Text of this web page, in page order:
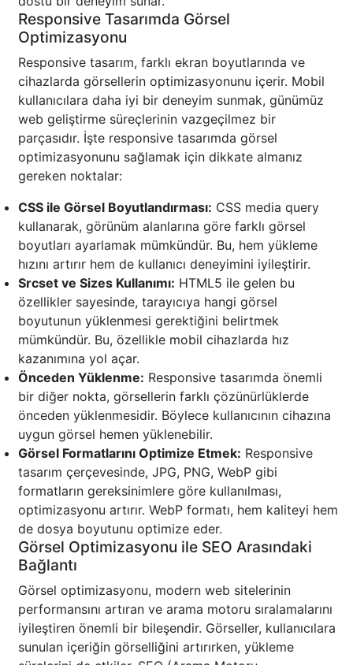
Responsive Tasarımda Görsel
Optimizasyonu
Responsive tasarım, farklı ekran boyutlarında ve
cihazlarda görsellerin optimizasyonunu içerir. Mobil
kullanıcılara daha iyi bir deneyim sunmak, günümüz
web geliştirme süreçlerinin vazgeçilmez bir
parçasıdır. İşte responsive tasarımda görsel
optimizasyonunu sağlamak için dikkate almanız
gereken noktalar:
CSS ile Görsel Boyutlandırması: CSS media query
kullanarak, görünüm alanlarına göre farklı görsel
boyutları ayarlamak mümkündür. Bu, hem yükleme
hızını artırır hem de kullanıcı deneyimini iyileştirir.
Srcset ve Sizes Kullanımı: HTML5 ile gelen bu
özellikler sayesinde, tarayıcıya hangi görsel
boyutunun yüklenmesi gerektiğini belirtmek
mümkündür. Bu, özellikle mobil cihazlarda hız
kazanımına yol açar.
Önceden Yüklenme: Responsive tasarımda önemli
bir diğer nokta, görsellerin farklı çözünürlüklerde
önceden yüklenmesidir. Böylece kullanıcının cihazına
uygun görsel hemen yüklenebilir.
Görsel Formatlarını Optimize Etmek: Responsive
tasarım çerçevesinde, JPG, PNG, WebP gibi
formatların gereksinimlere göre kullanılması,
optimizasyonu artırır. WebP formatı, hem kaliteyi hem
de dosya boyutunu optimize eder.
Görsel Optimizasyonu ile SEO Arasındaki
Bağlantı
Görsel optimizasyonu, modern web sitelerinin
performansını artıran ve arama motoru sıralamalarını
iyileştiren önemli bir bileşendir. Görseller, kullanıcılara
sunulan içeriğin görselliğini artırırken, yükleme